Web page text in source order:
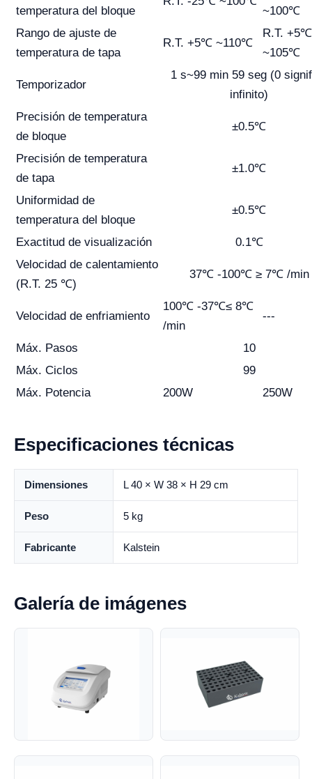
temperatura del bloque
~100℃
Rango de ajuste de
temperatura de tapa
R.T. +5℃ ~110℃
R.T. +5℃
~105℃
Temporizador
1 s~99 min 59 seg (0
infinito)
Precisión de temperatura
de bloque
±0.5℃
Precisión de temperatura
de tapa
±1.0℃
Uniformidad de
temperatura del bloque
±0.5℃
Exactitud de visualización
0.1℃
Velocidad de calentamiento
(R.T. 25 ℃)
37℃ -100℃ ≥ 7℃ /min
Velocidad de enfriamiento
100℃ -37℃≤ 8℃
/min
---
Máx. Pasos
10
Máx. Ciclos
99
Máx. Potencia
200W 250W
Especificaciones técnicas
Dimensiones L 40 × W 38 × H 29 cm
Peso 5 kg
Fabricante Kalstein
Galería de imágenes